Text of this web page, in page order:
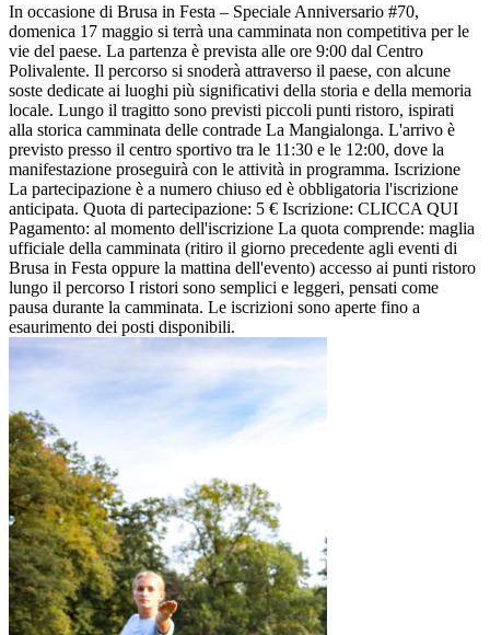
In occasione di Brusa in Festa – Speciale Anniversario #70,
domenica 17 maggio si terrà una camminata non competitiva per le
vie del paese. La partenza è prevista alle ore 9:00 dal Centro
Polivalente. Il percorso si snoderà attraverso il paese, con alcune
soste dedicate ai luoghi più significativi della storia e della memoria
locale. Lungo il tragitto sono previsti piccoli punti ristoro, ispirati
alla storica camminata delle contrade La Mangialonga. L'arrivo è
previsto presso il centro sportivo tra le 11:30 e le 12:00, dove la
manifestazione proseguirà con le attività in programma. Iscrizione
La partecipazione è a numero chiuso ed è obbligatoria l'iscrizione
anticipata. Quota di partecipazione: 5 € Iscrizione: CLICCA QUI
Pagamento: al momento dell'iscrizione La quota comprende: maglia
ufficiale della camminata (ritiro il giorno precedente agli eventi di
Brusa in Festa oppure la mattina dell'evento) accesso ai punti ristoro
lungo il percorso I ristori sono semplici e leggeri, pensati come
pausa durante la camminata. Le iscrizioni sono aperte fino a
esaurimento dei posti disponibili.